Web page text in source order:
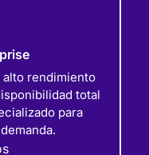
rendimiento
total
para